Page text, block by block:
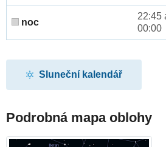
noc
22:45
00:00
Sluneční kalendář
Podrobná mapa oblohy